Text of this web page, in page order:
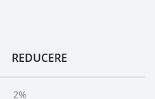
REDUCERE
2%